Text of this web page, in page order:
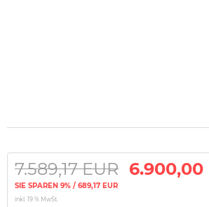
7.589,17 EUR 6.900,00
SIE SPAREN 9% / 689,17 EUR
inkl. 19 % MwSt.